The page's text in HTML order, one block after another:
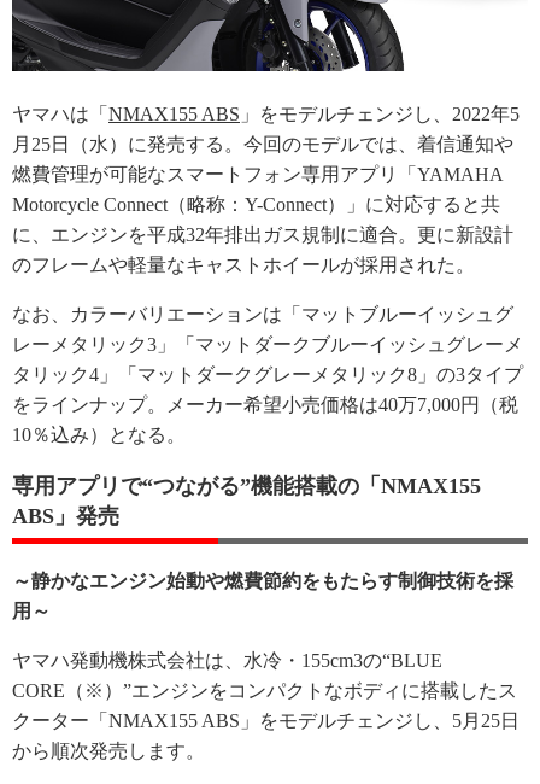
ヤマハは「 NMAX155 ABS 」をモデルチェンジし、2022年5
月25日（水）に発売する。今回のモデルでは、着信通知や
燃費管理が可能なスマートフォン専用アプリ「YAMAHA
Motorcycle Connect（略称：Y-Connect）」に対応すると共
に、エンジンを平成32年排出ガス規制に適合。更に新設計
のフレームや軽量なキャストホイールが採用された。
なお、カラーバリエーションは「マットブルーイッシュグ
レーメタリック3」「マットダークブルーイッシュグレーメ
タリック4」「マットダークグレーメタリック8」の3タイプ
をラインナップ。メーカー希望小売価格は40万7,000円（税
10％込み）となる。
専用アプリで“つながる”機能搭載の「NMAX155
ABS」発売
～静かなエンジン始動や燃費節約をもたらす制御技術を採
用～
ヤマハ発動機株式会社は、水冷・155cm3の“BLUE
CORE（※）”エンジンをコンパクトなボディに搭載したス
クーター「NMAX155 ABS」をモデルチェンジし、5月25日
から順次発売します。